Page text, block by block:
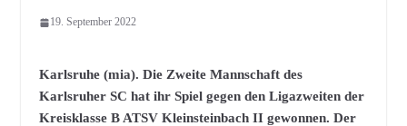
19. September 2022
Karlsruhe (mia). Die Zweite Mannschaft des
Karlsruher SC hat ihr Spiel gegen den Ligazweiten der
Kreisklasse B ATSV Kleinsteinbach II gewonnen. Der